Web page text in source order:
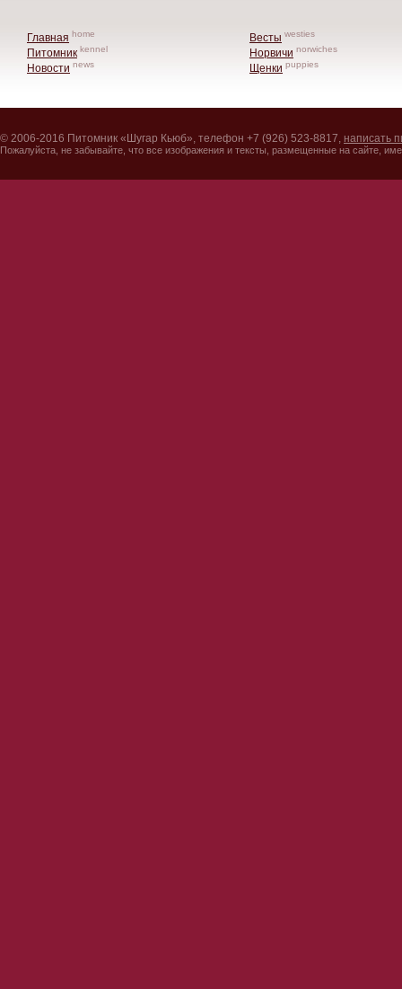
Главная home
Питомник kennel
Новости news
Весты westies
Норвичи norwiches
Щенки puppies
© 2006-2016 Питомник «Шугар Кьюб», телефон +7 (926) 523-8817, написать
Пожалуйста, не забывайте, что все изображения и тексты, размещенные на сайте,